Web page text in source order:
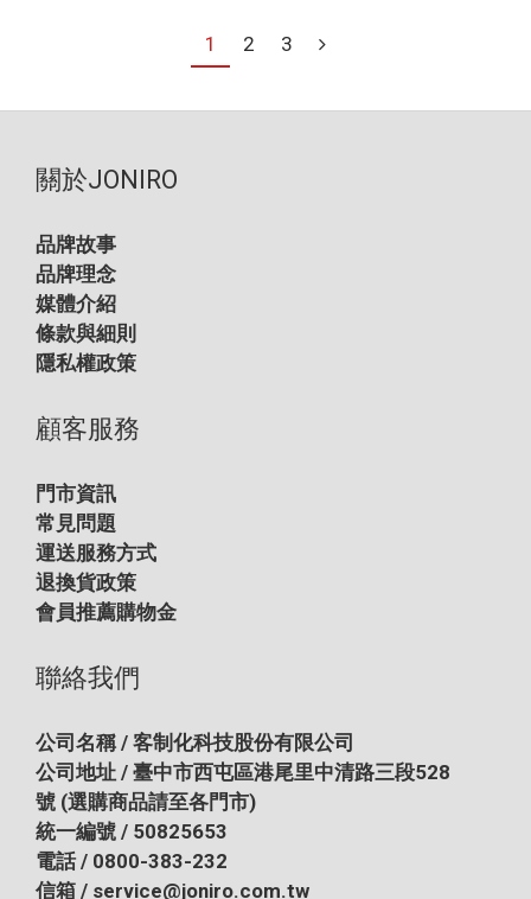
1 2 3
關於JONIRO
品牌故事
品牌理念
媒體介紹
條款與細則
隱私權政策
顧客服務
門市資訊
常見問題
運送服務方式
退換貨政策
會員推薦購物金
聯絡我們
公司名稱 / 客制化科技股份有限公司
公司地址 / 臺中市西屯區港尾里中清路三段528
號 (選購商品請至各門市)
統一編號 / 50825653
電話 / 0800-383-232
信箱 / service@joniro.com.tw